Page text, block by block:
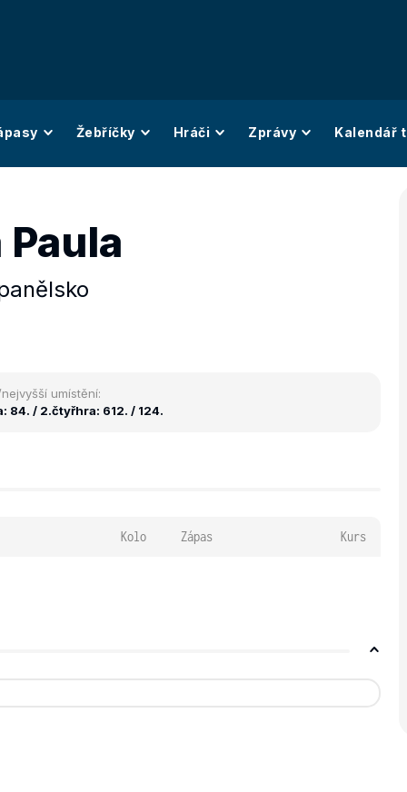
Žebříčky Hráči Zprávy Kalendář
umístění:
84. / 2.čtyřhra: 612. / 124.
Kolo Zápas Kurs